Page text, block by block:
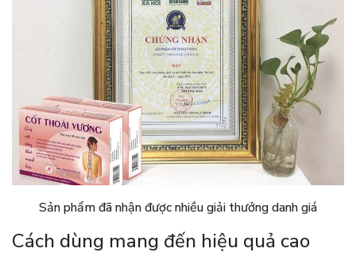
Sản phẩm đã nhận được nhiều giải thưởng danh giá
Cách dùng mang đến hiệu quả cao